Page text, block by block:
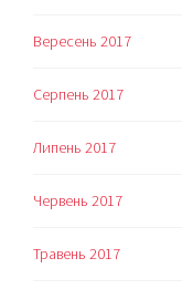
Вересень 2017
Серпень 2017
Липень 2017
Червень 2017
Травень 2017